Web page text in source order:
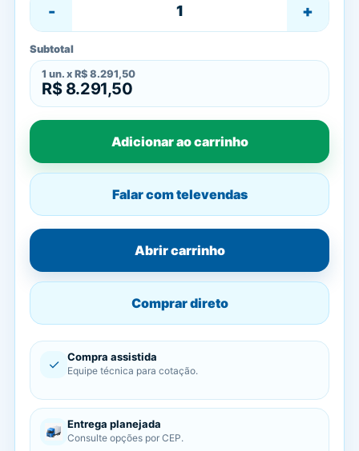
- +
Subtotal
1 un. x R$ 8.291,50
R$ 8.291,50
Adicionar ao carrinho
Falar com televendas
Abrir carrinho
Comprar direto
✓ Compra assistida
Equipe técnica para cotação.
Entrega planejada
Consulte opções por CEP.